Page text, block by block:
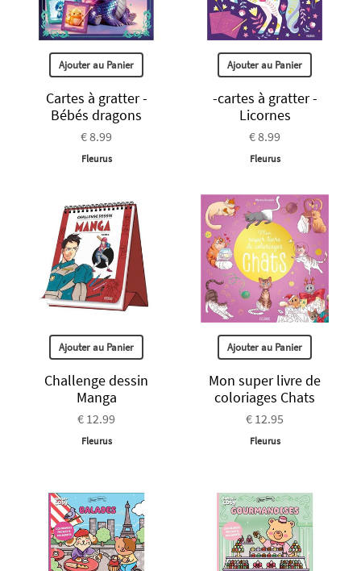
Ajouter au Panier
Cartes à gratter -
Bébés dragons
€ 8.99
Fleurus
Ajouter au Panier
-cartes à gratter -
Licornes
€ 8.99
Fleurus
Ajouter au Panier
Challenge dessin
Manga
€ 12.99
Fleurus
Ajouter au Panier
Mon super livre de
coloriages Chats
€ 12.95
Fleurus